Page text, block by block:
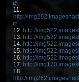
11.
http://
12. http://
13. http://
14. http://
15. http://
16. http://
17. http://
18.
http://